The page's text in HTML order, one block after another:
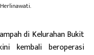
di Kelurahan Bukit
kembali beroperasi